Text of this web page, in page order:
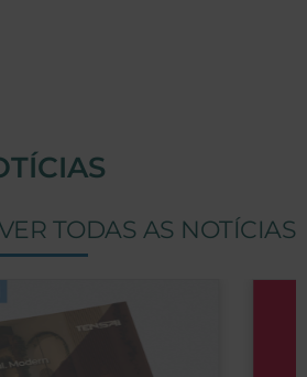
TODAS AS NOTÍCIAS